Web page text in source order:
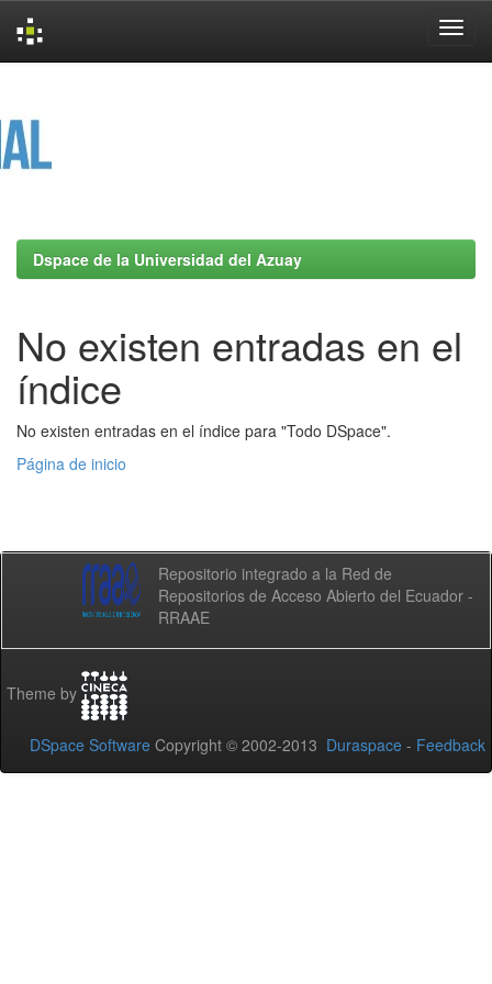
Dspace de la Universidad del Azuay
No existen entradas en el
índice
No existen entradas en el índice para "Todo DSpace".
Página de inicio
Repositorio integrado a la Red de
Repositorios de Acceso Abierto del Ecuador -
RRAAE
Theme by
DSpace Software Copyright © 2002-2013 Duraspace - Feedback